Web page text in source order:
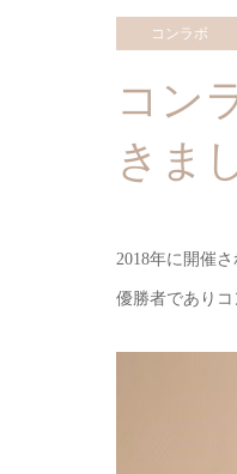
コンラボ
コン
きま
2018年に開催
優勝者でありコ